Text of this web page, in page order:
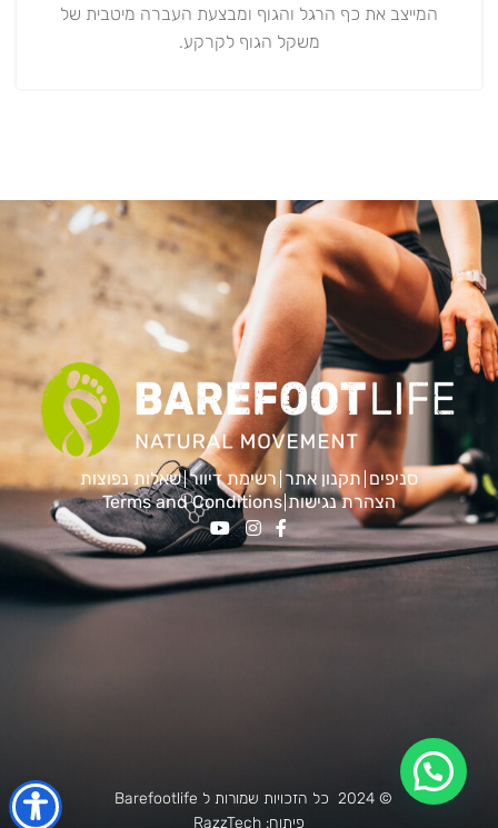
המייצב את כף הרגל והגוף ומבצעת העברה מיטבית של
משקל הגוף לקרקע.
סניפים תקנון אתר רשימת דיוור שאלות נפוצות
הצהרת נגישות Terms and Conditions
© 2024 כל הזכויות שמורות ל Barefootlife
פיתוח: RazzTech